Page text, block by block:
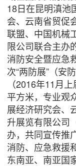
18日在昆明滇池
会、云南省贸促
联盟、中国机械
限公司联合主办
消防安全暨应急
次“两防展”（安
（2016年11月
平方米，专业观
展经济研究会、
升展览有限公司
办，共同宣传推
消防、应急救援
东南亚、南亚国